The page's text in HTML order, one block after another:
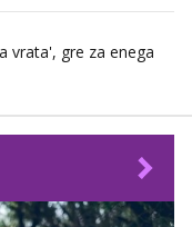
vrata', gre za enega